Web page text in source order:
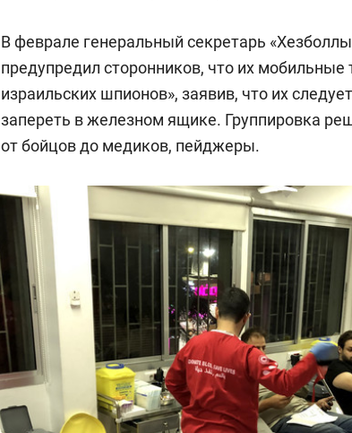
В феврале генеральный секретарь
предупредил сторонников, что их мобильные
израильских шпионов», заявив, что их
запереть в железном ящике. Группировка
от бойцов до медиков, пейджеры.